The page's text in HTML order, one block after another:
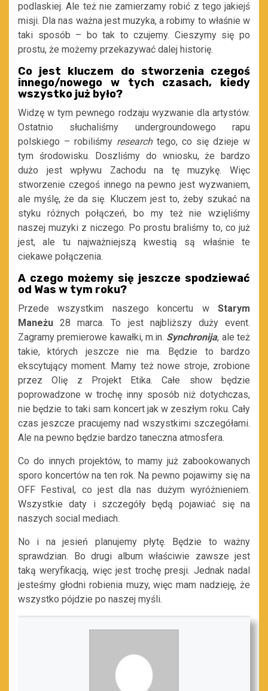
podlaskiej. Ale też nie zamierzamy robić z tego jakiejś
misji. Dla nas ważna jest muzyka, a robimy to właśnie w
taki sposób – bo tak to czujemy. Cieszymy się po
prostu, że możemy przekazywać dalej historię.
Co jest kluczem do stworzenia czegoś
innego/nowego w tych czasach, kiedy
wszystko już było?
Widzę w tym pewnego rodzaju wyzwanie dla artystów.
Ostatnio słuchaliśmy undergroundowego rapu
polskiego – robiliśmy researchtego, co się dzieje w
tym środowisku. Doszliśmy do wniosku, że bardzo
dużo jest wpływu Zachodu na tę muzykę. Więc
stworzenie czegoś innego na pewno jest wyzwaniem,
ale myślę, że da się. Kluczem jest to, żeby szukać na
styku różnych połączeń, bo my też nie wzięliśmy
naszej muzyki z niczego. Po prostu braliśmy to, co już
jest, ale tu najważniejszą kwestią są właśnie te
ciekawe połączenia.
A czego możemy się jeszcze spodziewać
od Was w tym roku?
Przede wszystkim naszego koncertu w Starym
Maneżu 28 marca. To jest najbliższy duży event.
Zagramy premierowe kawałki, m.in. Synchronija, ale też
takie, których jeszcze nie ma. Będzie to bardzo
ekscytujący moment. Mamy też nowe stroje, zrobione
przez Olię z Projekt Etika. Całe show będzie
poprowadzone w trochę inny sposób niż dotychczas,
nie będzie to taki sam koncert jak w zeszłym roku. Cały
czas jeszcze pracujemy nad wszystkimi szczegółami.
Ale na pewno będzie bardzo taneczna atmosfera.
Co do innych projektów, to mamy już zabookowanych
sporo koncertów na ten rok. Na pewno pojawimy się na
OFF Festival, co jest dla nas dużym wyróżnieniem.
Wszystkie daty i szczegóły będą pojawiać się na
naszych social mediach.
No i na jesień planujemy płytę. Będzie to ważny
sprawdzian. Bo drugi album właściwie zawsze jest
taką weryfikacją, więc jest trochę presji. Jednak nadal
jesteśmy głodni robienia muzy, więc mam nadzieję, że
wszystko pójdzie po naszej myśli.